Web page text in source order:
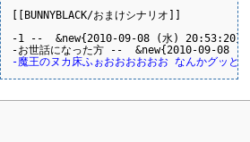
[[BUNNYBLACK/おまけシナリオ]]
-1 --  &new{2010-09-08 (水) 20:53:20};